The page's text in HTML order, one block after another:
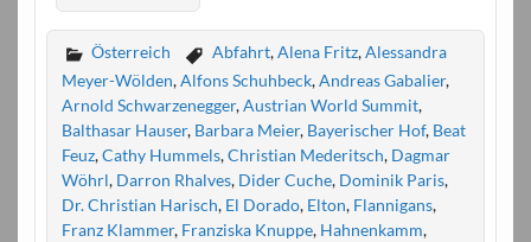
Österreich Abfahrt,Alena Fritz,Alessandra
Meyer-Wölden,Alfons Schuhbeck,Andreas Gabalier,
Arnold Schwarzenegger,Austrian World Summit,
Balthasar Hauser, Barbara Meier, Bayerischer Hof, Beat
Feuz,Cathy Hummels,Christian Mederitsch, Dagmar
Wöhrl, Darron Rhalves, Dider Cuche, Dominik Paris,
Dr. Christian Harisch, El Dorado, Elton, Flannigans,
Franz Klammer, Franziska Knuppe, Hahnenkamm,